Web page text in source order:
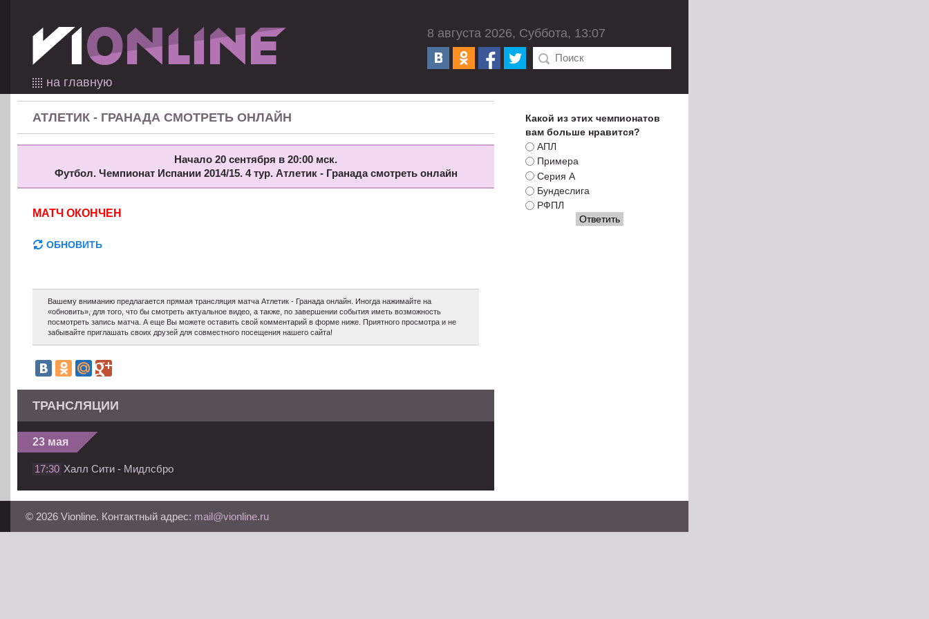
на главную
8 августа 2026, Суббота, 13:07
АТЛЕТИК - ГРАНАДА СМОТРЕТЬ ОНЛАЙН
Начало 20 сентября в 20:00 мск.
Футбол. Чемпионат Испании 2014/15. 4 тур. Атлетик - Гранада смотреть онлайн
МАТЧ ОКОНЧЕН
ОБНОВИТЬ
Вашему вниманию предлагается прямая трансляция матча Атлетик - Гранада онлайн. Иногда нажимайте на
«обновить», для того, что бы смотреть актуальное видео, а также, по завершении события иметь возможность
посмотреть запись матча. А еще Вы можете оставить свой комментарий в форме ниже. Приятного просмотра и не
забывайте приглашать своих друзей для совместного посещения нашего сайта!
ТРАНСЛЯЦИИ
23 мая
17:30 Халл Сити - Мидлсбро
Какой из этих чемпионатов
вам больше нравится?
АПЛ
Примера
Серия А
Бундеслига
РФПЛ
© 2026 Vionline. Контактный адрес: mail@vionline.ru